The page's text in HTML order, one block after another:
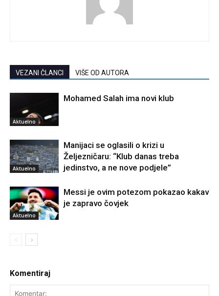
VEZANI ČLANCI VIŠE OD AUTORA
Aktuelno
Mohamed Salah ima novi klub
Aktuelno
Manijaci se oglasili o krizi u
Željezničaru: “Klub danas treba
jedinstvo, a ne nove podjele”
Aktuelno
Messi je ovim potezom pokazao kakav
je zapravo čovjek
Komentiraj